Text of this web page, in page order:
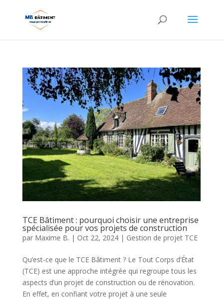
TCE Bâtiment : pourquoi choisir une entreprise
spécialisée pour vos projets de construction
par Maxime B. | Oct 22, 2024| Gestion de projet TCE
Qu’est-ce que le TCE Bâtiment ? Le Tout Corps d’État
(TCE) est une approche intégrée qui regroupe tous les
aspects d’un projet de construction ou de rénovation.
En effet, en confiant votre projet à une seule